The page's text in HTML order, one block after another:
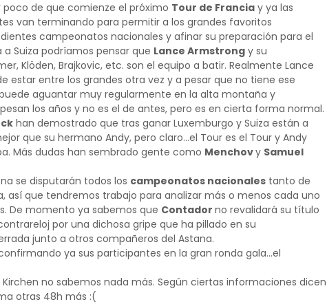
de que comienze el próximo Tour de Francia y ya las
van terminando para permitir a los grandes favoritos
campeonatos nacionales y afinar su preparación para el
a Suiza podríamos pensar que Lance Armstrong y su
Klöden, Brajkovic, etc. son el equipo a batir. Realmente Lance
estar entre los grandes otra vez y a pesar que no tiene ese
aguantar muy regularmente en la alta montaña y
los años y no es el de antes, pero es en cierta forma normal.
han demostrado que tras ganar Luxemburgo y Suiza están a
que su hermano Andy, pero claro...el Tour es el Tour y Andy
Más dudas han sembrado gente como Menchovy Samuel
se disputarán todos los campeonatos nacionales tanto de
así que tendremos trabajo para analizar más o menos cada uno
De momento ya sabemos que Contador no revalidará su título
por una dichosa gripe que ha pillado en su
junto a otros compañeros del Astana.
ya sus participantes en la gran ronda gala...el
no sabemos nada más. Según ciertas informaciones dicen
otras 48h más :(